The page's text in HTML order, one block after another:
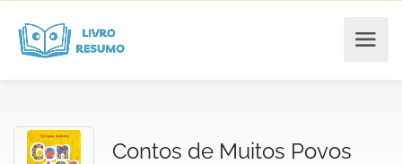
Contos de Muitos Povos